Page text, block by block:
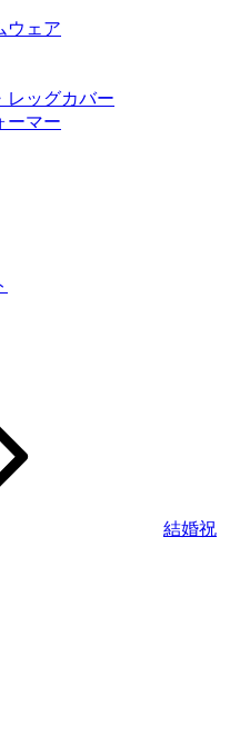
ウェア
レッグカバー
ーマー
結婚祝